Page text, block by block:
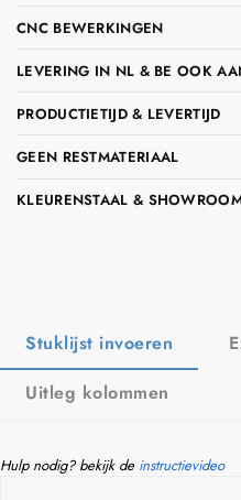
CNC BEWERKINGEN
LEVERING IN NL & BE OOK
PRODUCTIETIJD & LEVERTIJD
GEEN RESTMATERIAAL
KLEURENSTAAL &
Stuklijst invoeren
Uitleg kolommen
Hulp nodig? bekijk de instructievideo